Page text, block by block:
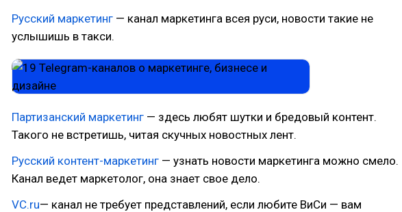
Русский маркетинг — канал маркетинга всея руси, новости такие не
услышишь в такси.
Партизанский маркетинг — здесь любят шутки и бредовый контент.
Такого не встретишь, читая скучных новостных лент.
Русский контент-маркетинг — узнать новости маркетинга можно смело.
Канал ведет маркетолог, она знает свое дело.
VC.ru— канал не требует представлений, если любите ВиСи — вам